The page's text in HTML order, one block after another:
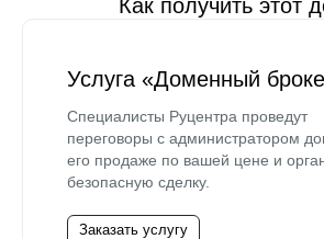
Как получить этот
Услуга «Доменный
Специалисты Руцентра проведут
переговоры с администратором
его продаже по вашей цене и
безопасную сделку.
Заказать услугу